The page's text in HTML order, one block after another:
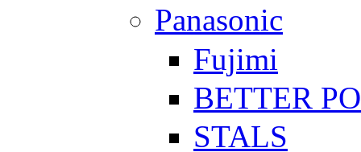
Panasonic
Fujimi
BETTER
STALS